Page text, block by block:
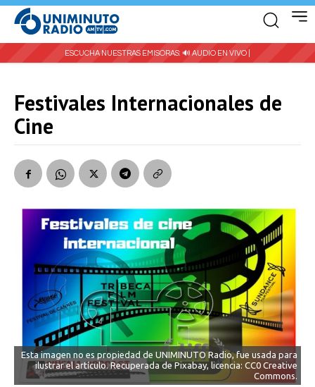
ESCUCHA NUESTRAS EMISORAS: 🔊 AUDIO EN VIVO |
Festivales Internacionales de
Cine
Esta imagen no es propiedad de UNIMINUTO Radio, fue usada para
ilustrar el artículo. Recuperada de Pixabay, licencia: CC0 Creative
Commons.